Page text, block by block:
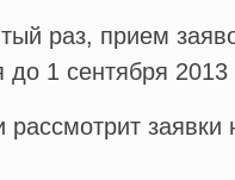
раз, прием
1 сентября 2013
заявки